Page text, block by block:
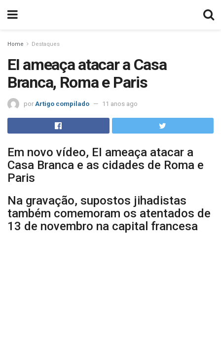
Home Destaques
EI ameaça atacar a Casa
Branca, Roma e Paris
por Artigo compilado 11 anos ago
Em novo vídeo, EI ameaça atacar a
Casa Branca e as cidades de Roma e
Paris
Na gravação, supostos jihadistas
também comemoram os atentados de
13 de novembro na capital francesa